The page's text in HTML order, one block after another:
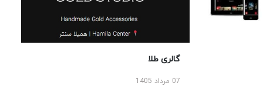
گالری طلا
07 مرداد 1405